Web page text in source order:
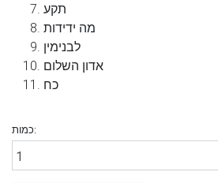
תקע
מה ידידות
לבנימין
אדון השלום
כח
כמות: